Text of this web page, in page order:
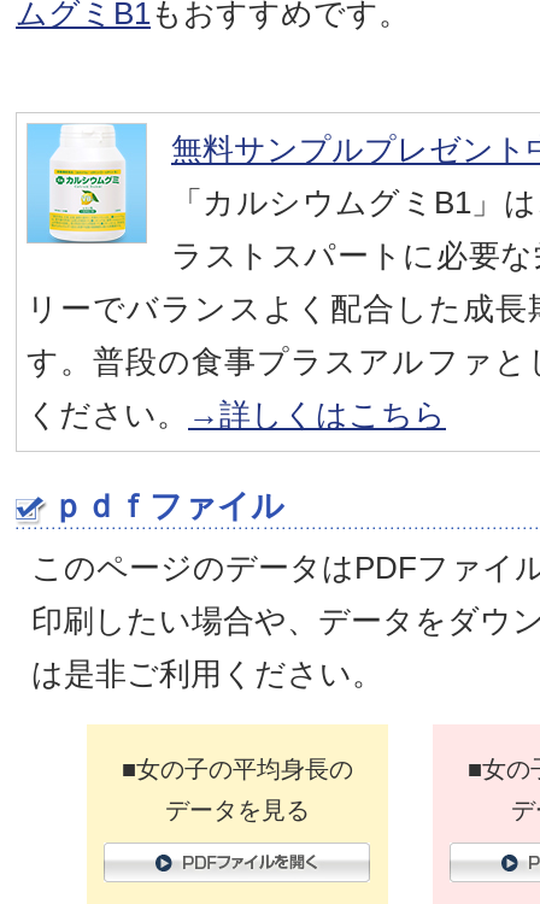
ムグミB1もおすすめです。
無料サンプルプレゼント
「カルシウムグミB1」
ラストスパートに必要
リーでバランスよく配合した成
す。普段の食事プラスアルファと
ください。
→詳しくはこちら
ｐｄｆファイル
このページのデータはPDFファイ
印刷したい場合や、データをダウ
は是非ご利用ください。
■女の子の平均身長の
データを見る
■女の